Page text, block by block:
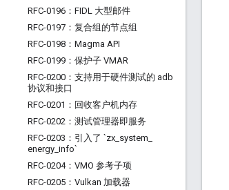
RFC-0196：FIDL 大型邮件
RFC-0197：复合组的节点组
RFC-0198：Magma API
RFC-0199：保护子 VMAR
RFC-0200：支持用于硬件测试的 adb
协议和接口
RFC-0201：回收客户机内存
RFC-0202：测试管理器即服务
RFC-0203：引入了 `zx system
energy info`
RFC-0204：VMO 参考子项
RFC-0205：Vulkan 加载器